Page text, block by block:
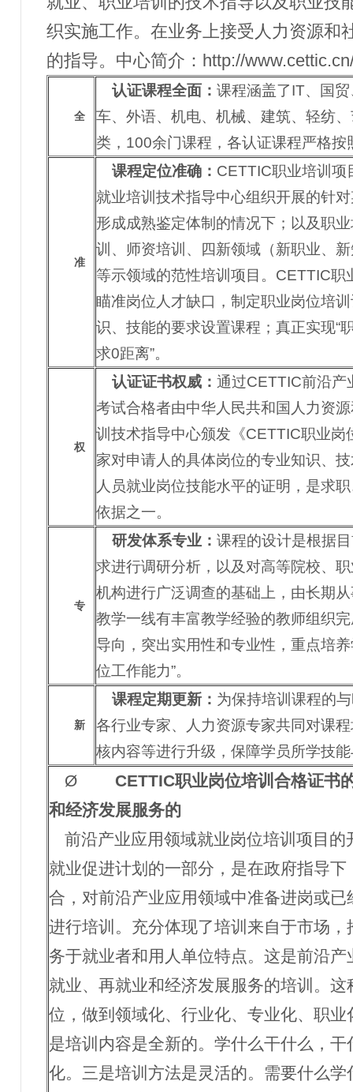
织实施工作。在业务上接受人力资源和
的指导。中心简介： http://
全
认证课程全面： 课程涵盖了IT、国
车、外语、机电、机械、建筑、轻纺
类，100余门课程，各认证课程严格
准
课程定位准确： CETTIC职业培训项
就业培训技术指导中心组织开展的针
形成成熟鉴定体制的情况下；以及职
训、师资培训、四新领域（新职业、
等示领域的范性培训项目。CETTIC职
瞄准岗位人才缺口，制定职业岗位培
识、技能的要求设置课程；真正实现“
求0距离”。
权
认证证书权威： 通过CETTIC前沿产
考试合格者由中华人民共和国人力资
训技术指导中心颁发《CETTIC职业岗
家对申请人的具体岗位的专业知识、
人员就业岗位技能水平的证明，是求
依据之一。
专
研发体系专业： 课程的设计是根据
求进行调研分析，以及对高等院校、
机构进行广泛调查的基础上，由长期
教学一线有丰富教学经验的教师组织
导向，突出实用性和专业性，重点培
位工作能力”。
新
课程定期更新： 为保持培训课程的
各行业专家、人力资源专家共同对课
核内容等进行升级，保障学员所学技
Ø CETTIC职业岗位培训合格证书
和经济发展服务的
前沿产业应用领域就业岗位培训项目
就业促进计划的一部分，是在政府指导
合，对前沿产业应用领域中准备进岗或
进行培训。充分体现了培训来自于市场
务于就业者和用人单位特点。这是前沿
就业、再就业和经济发展服务的培训。
位，做到领域化、行业化、专业化、职
是培训内容是全新的。学什么干什么，
化。三是培训方法是灵活的。需要什么